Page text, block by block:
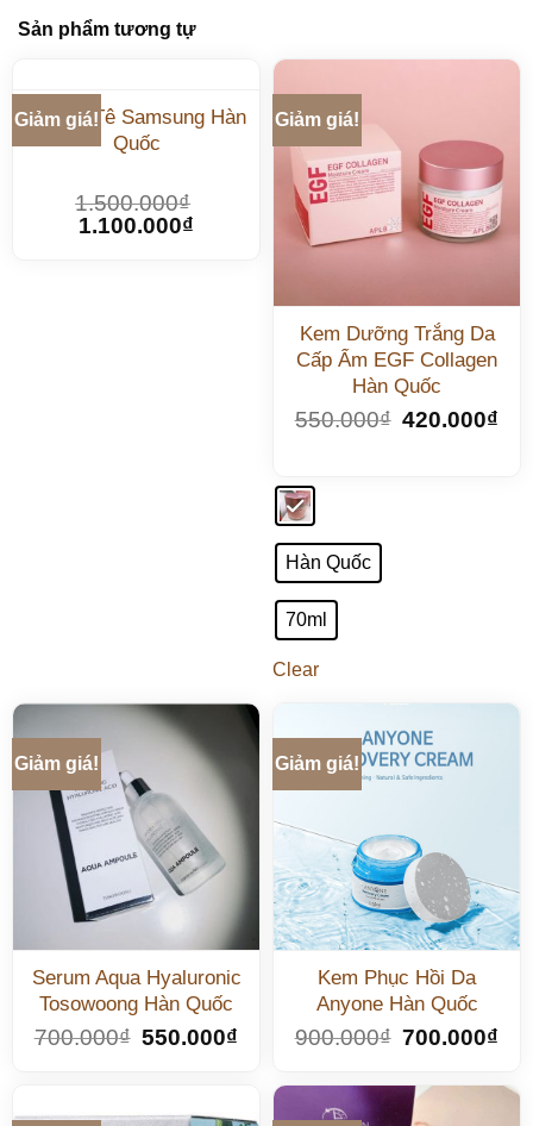
Sản phẩm tương tự
Giảm giá!
Kem Ủ Tê Samsung Hàn
Quốc
1.500.000₫
1.100.000₫
Giảm giá!
Kem Dưỡng Trắng Da
Cấp Ẩm EGF Collagen
Hàn Quốc
550.000₫ 420.000₫
Hàn Quốc
70ml
Clear
Giảm giá!
Serum Aqua Hyaluronic
Tosowoong Hàn Quốc
700.000₫ 550.000₫
Giảm giá!
Kem Phục Hồi Da
Anyone Hàn Quốc
900.000₫ 700.000₫